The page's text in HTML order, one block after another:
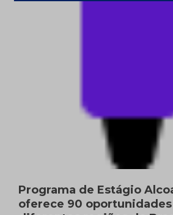
Programa de Estágio
oferece 90